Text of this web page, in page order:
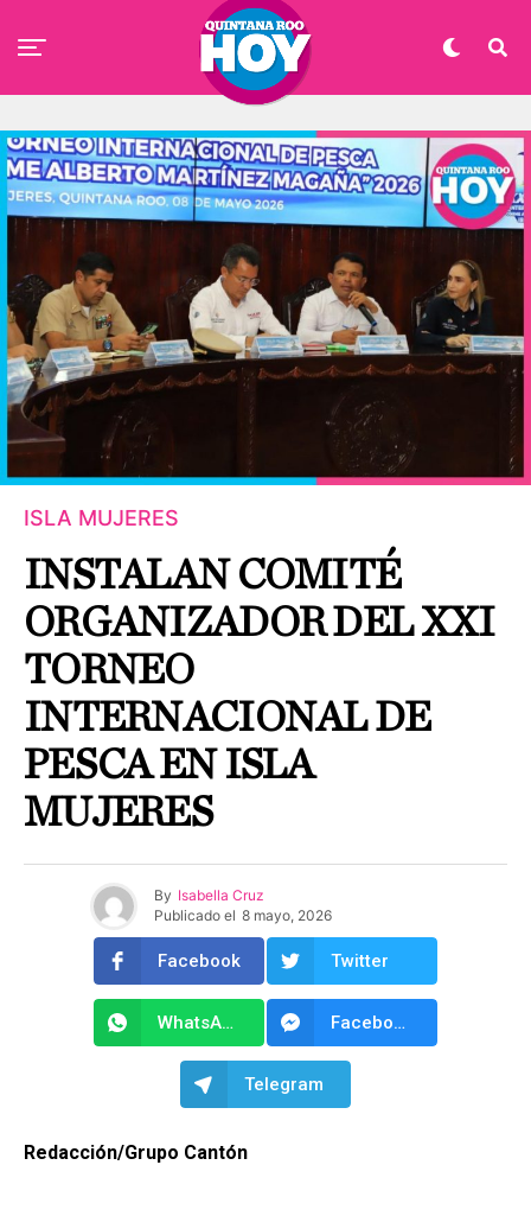
ISLA MUJERES
INSTALAN COMITÉ
ORGANIZADOR DEL XXI
TORNEO
INTERNACIONAL DE
PESCA EN ISLA
MUJERES
By Isabella Cruz
Publicado el 8 mayo, 2026
Facebook Twitter
WhatsApp Facebook Messenger
Telegram
Redacción/Grupo Cantón